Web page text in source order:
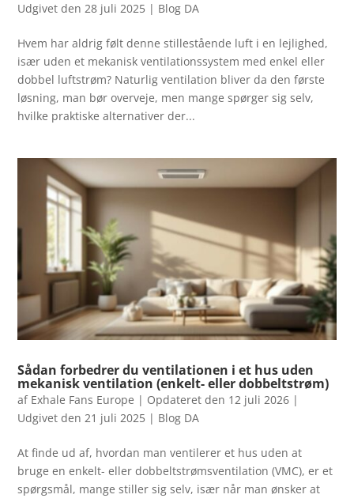
Udgivet den 28 juli 2025 | Blog DA
Hvem har aldrig følt denne stillestående luft i en lejlighed,
især uden et mekanisk ventilationssystem med enkel eller
dobbel luftstrøm? Naturlig ventilation bliver da den første
løsning, man bør overveje, men mange spørger sig selv,
hvilke praktiske alternativer der...
Sådan forbedrer du ventilationen i et hus uden
mekanisk ventilation (enkelt- eller dobbeltstrøm)
af Exhale Fans Europe | Opdateret den 12 juli 2026 |
Udgivet den 21 juli 2025 | Blog DA
At finde ud af, hvordan man ventilerer et hus uden at
bruge en enkelt- eller dobbeltstrømsventilation (VMC), er et
spørgsmål, mange stiller sig selv, især når man ønsker at